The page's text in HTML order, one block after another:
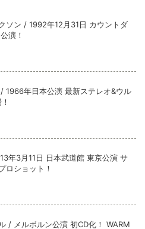
ソン / 1992年12月31日 カウントダ
演！
1966年日本公演 最新ステレオ&ウル
年3月11日 日本武道館 東京公演 サ
ロショット！
/ メルボルン公演 初CD化！ WARM